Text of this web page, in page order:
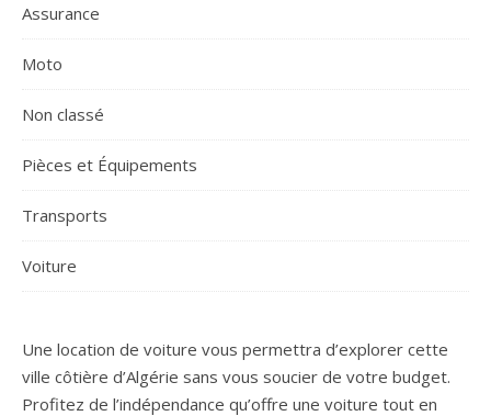
Assurance
Moto
Non classé
Pièces et Équipements
Transports
Voiture
Une location de voiture vous permettra d’explorer cette
ville côtière d’Algérie sans vous soucier de votre budget.
Profitez de l’indépendance qu’offre une voiture tout en